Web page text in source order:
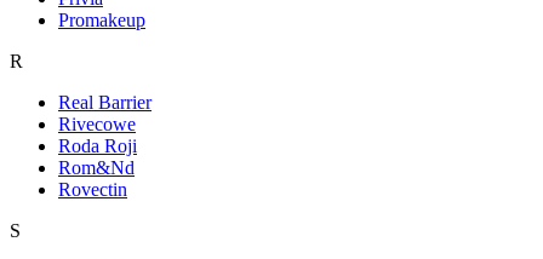
Promakeup
R
Real Barrier
Rivecowe
Roda Roji
Rom&Nd
Rovectin
S